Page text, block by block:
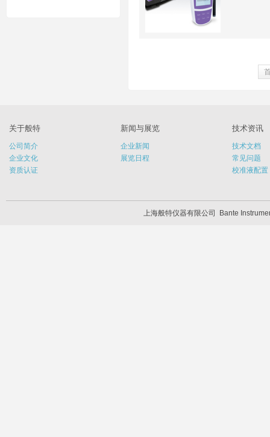
关于般特
公司简介
企业文化
资质认证
新闻与展览
企业新闻
展览日程
技术资讯
技术文档
常见问题
校准液配置
上海般特仪器有限公司 Bante